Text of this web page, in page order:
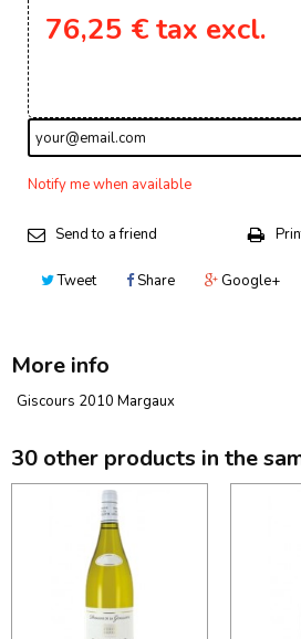
76,25 € tax excl.
Notify me when available
Send to a friend
Tweet Share Google+
More info
Giscours 2010 Margaux
30 other products in the